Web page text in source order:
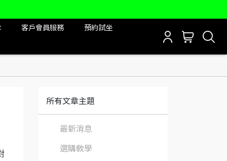
客戶會員服務 預約試坐
所有文章主題
最新消息
選購教學